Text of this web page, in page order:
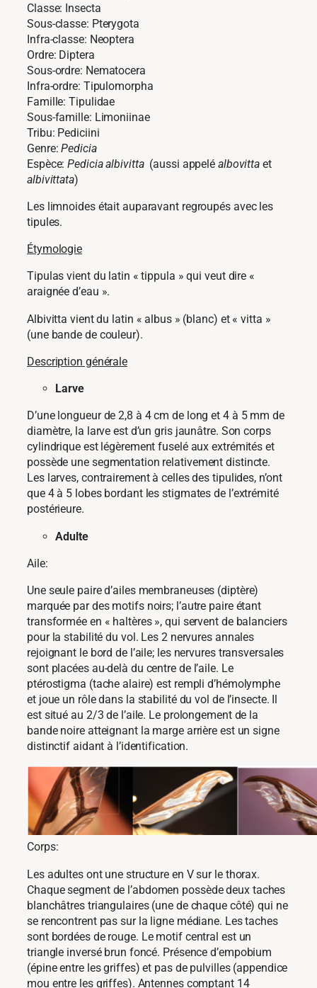
Classe: Insecta
Sous-classe: Pterygota
Infra-classe: Neoptera
Ordre: Diptera
Sous-ordre: Nematocera
Infra-ordre: Tipulomorpha
Famille: Tipulidae
Sous-famille: Limoniinae
Tribu: Pediciini
Genre:Pedicia
Espèce:Pedicia albivitta(aussi appelé albovitta et
albivittata)
Les limnoides était auparavant regroupés avec les
tipules.
Étymologie
Tipulas vient du latin « tippula » qui veut dire «
araignée d’eau ».
Albivitta vient du latin « albus » (blanc) et « vitta »
(une bande de couleur).
Description générale
Larve
D’une longueur de 2,8 à 4 cm de long et 4 à 5 mm de
diamètre, la larve est d’un gris jaunâtre. Son corps
cylindrique est légèrement fuselé aux extrémités et
possède une segmentation relativement distincte.
Les larves, contrairement à celles des tipulides, n’ont
que 4 à 5 lobes bordant les stigmates de l’extrémité
postérieure.
Adulte
Aile:
Une seule paire d’ailes membraneuses (diptère)
marquée par des motifs noirs; l’autre paire étant
transformée en « haltères », qui servent de balanciers
pour la stabilité du vol. Les 2 nervures annales
rejoignant le bord de l’aile; les nervures transversales
sont placées au-delà du centre de l’aile. Le
ptérostigma (tache alaire) est rempli d’hémolymphe
et joue un rôle dans la stabilité du vol de l’insecte. Il
est situé au 2/3 de l’aile. Le prolongement de la
bande noire atteignant la marge arrière est un signe
distinctif aidant à l’identification.
Corps:
Les adultes ont une structure en V sur le thorax.
Chaque segment de l’abdomen possède deux taches
blanchâtres triangulaires (une de chaque côté) qui ne
se rencontrent pas sur la ligne médiane. Les taches
sont bordées de rouge. Le motif central est un
triangle inversé brun foncé. Présence d’empobium
(épine entre les griffes) et pas de pulvilles (appendice
mou entre les griffes). Antennes comptant 14